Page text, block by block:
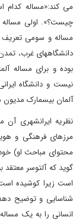
می کند:«مساله
چیست؟». اولی
مساله و سومی
دانشگاههای غرب،
بوده و برای مساله
نیست و دانشگاه
آلمان بیسمارک مدیون
نظریه ایرانشهری آن
مرزهای فرهنگی و
محتوای مباحث او)
گوید که آلتوسر معتقد
است زیرا کوشیده
شناسایی و توضیح
انسانی را به یک